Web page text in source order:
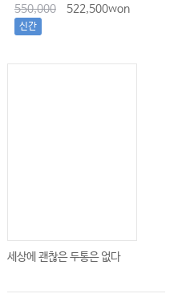
550,000
522,500won
신간
세상에 괜찮은 두통은 없다